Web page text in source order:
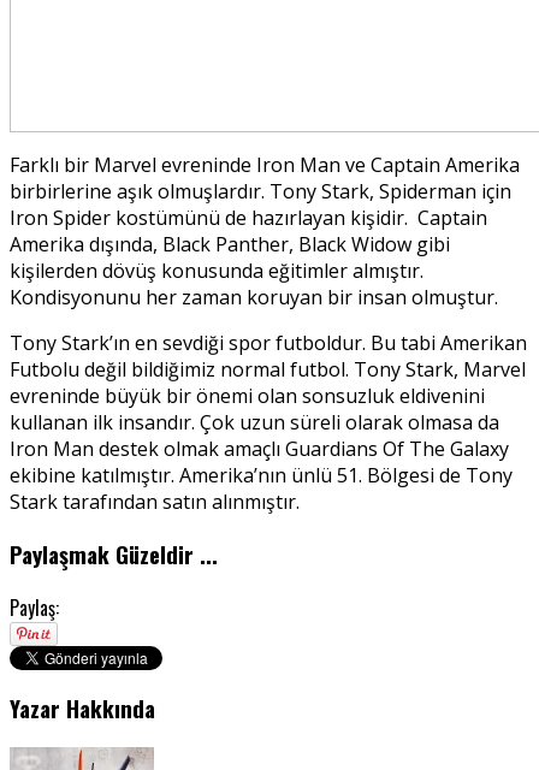
Farklı bir Marvel evreninde Iron Man ve Captain Amerika
birbirlerine aşık olmuşlardır. Tony Stark, Spiderman için
Iron Spider kostümünü de hazırlayan kişidir. Captain
Amerika dışında, Black Panther, Black Widow gibi
kişilerden dövüş konusunda eğitimler almıştır.
Kondisyonunu her zaman koruyan bir insan olmuştur.
Tony Stark’ın en sevdiği spor futboldur. Bu tabi Amerikan
Futbolu değil bildiğimiz normal futbol. Tony Stark, Marvel
evreninde büyük bir önemi olan sonsuzluk eldivenini
kullanan ilk insandır. Çok uzun süreli olarak olmasa da
Iron Man destek olmak amaçlı Guardians Of The Galaxy
ekibine katılmıştır. Amerika’nın ünlü 51. Bölgesi de Tony
Stark tarafından satın alınmıştır.
Paylaşmak Güzeldir ...
Paylaş:
Yazar Hakkında